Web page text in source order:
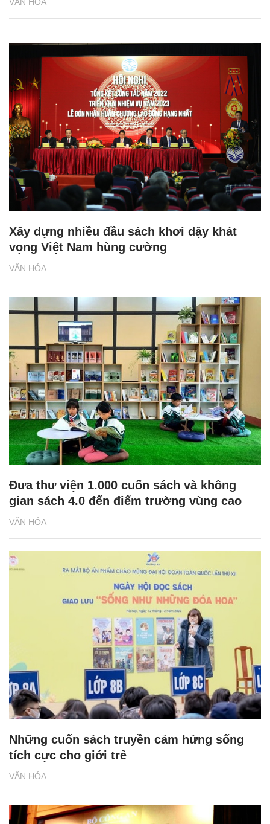
VĂN HÓA
Xây dựng nhiều đầu sách khơi dậy khát
vọng Việt Nam hùng cường
VĂN HÓA
Đưa thư viện 1.000 cuốn sách và không
gian sách 4.0 đến điểm trường vùng cao
VĂN HÓA
Những cuốn sách truyền cảm hứng sống
tích cực cho giới trẻ